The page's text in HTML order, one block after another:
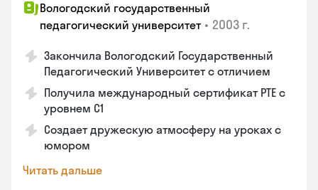
Вологодский государственный
педагогический университет • 2003 г.
Закончила Вологодский Государственный
Педагогический Университет с отличием
Получила международный сертификат PTE с
уровнем C1
Создает дружескую атмосферу на уроках с
юмором
Читать дальше